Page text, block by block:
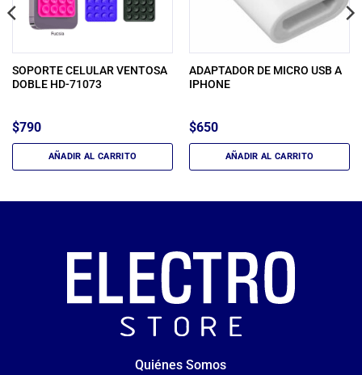
SOPORTE CELULAR VENTOSA
DOBLE HD-71073
$790
AÑADIR AL CARRITO
ADAPTADOR DE MICRO USB A
IPHONE
$650
AÑADIR AL CARRITO
Quiénes Somos